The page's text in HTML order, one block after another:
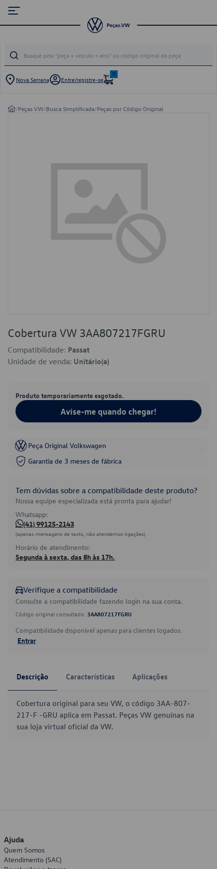
Nova Serrana Entre/registre-se
0
/Peças VW/Busca Simplificada/Peças por Código Original
Cobertura VW 3AA807217FGRU
Compatibilidade: Passat
Unidade de venda: Unitário(a)
Produto temporariamente esgotado.
Avise-me quando chegar!
Peça Original Volkswagen
Garantia de 3 meses de fábrica
Tem dúvidas sobre a compatibilidade deste produto?
Nossa equipe especializada está pronta para ajudar!
Whatsapp:
(41) 99125-2143
(apenas mensagens de texto, não atendemos ligações)
Horário de atendimento:
Segunda à sexta, das 8h às 17h.
Verifique a compatibilidade
Consulte a compatibilidade fazendo login na sua conta.
Código original consultado: 3AA807217FGRU
Compatibilidade disponível apenas para clientes logados.
Entrar
Descrição Características Aplicações
Cobertura original para seu VW, o código 3AA-807-
217-F -GRU aplica em Passat. Peças VW genuínas na
sua loja virtual oficial da VW.
Ajuda
Quem Somos
Atendimento (SAC)